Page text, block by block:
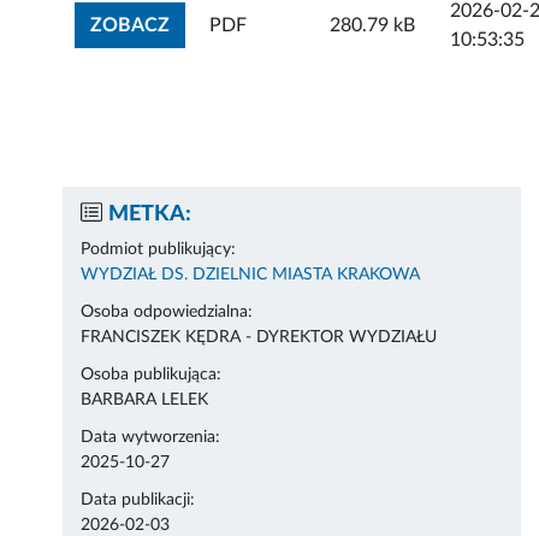
ZOBACZZOBACZ ZAŁĄCZNIK
PDF 280.79 kB
2026-02-
10:53:35
METKA:
Podmiot publikujący:
WYDZIAŁ DS. DZIELNIC MIASTA KRAKOWA
Osoba odpowiedzialna:
FRANCISZEK KĘDRA - DYREKTOR WYDZIAŁU
Osoba publikująca:
BARBARA LELEK
Data wytworzenia:
2025-10-27
Data publikacji:
2026-02-03